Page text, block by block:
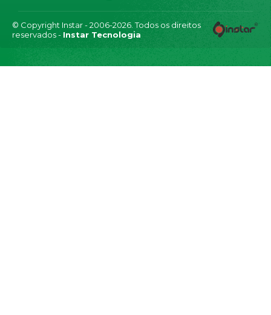
© Copyright Instar - 2006-2026. Todos os direitos
reservados - Instar Tecnologia